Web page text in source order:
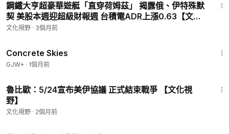
鋼鐵大亨超豪華遊艇「直穿荷姆茲」 揭露俄、伊特殊默
契 美股本週迎超級財報週 台積電ADR上漲0.63【文化
視野】
文化視野 · 3個月前
Concrete Skies
GJW+ · 1個月前
魯比歐：5/24宣布美伊協議 正式結束戰爭 【文化視
野】
文化視野 · 2個月前